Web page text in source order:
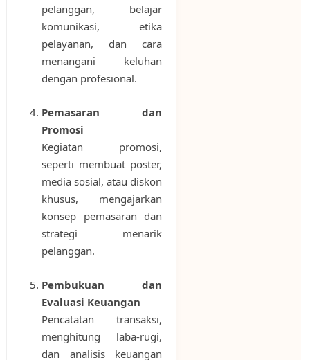
pelanggan, belajar
komunikasi, etika
pelayanan, dan cara
menangani keluhan
dengan profesional.
Pemasaran dan
Promosi
Kegiatan promosi,
seperti membuat poster,
media sosial, atau diskon
khusus, mengajarkan
konsep pemasaran dan
strategi menarik
pelanggan.
Pembukuan dan
Evaluasi Keuangan
Pencatatan transaksi,
menghitung laba-rugi,
dan analisis keuangan